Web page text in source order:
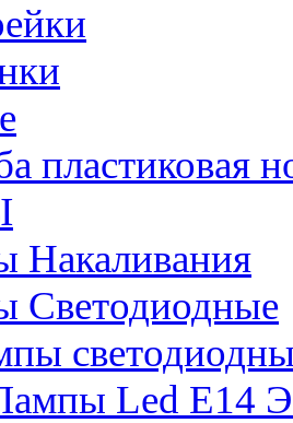
пластиковая
Накаливания
Светодиодные
Led E14